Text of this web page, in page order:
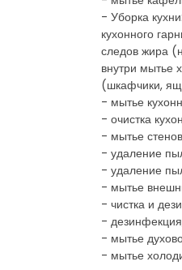
- Уборка
кухонного
следов жира
внутри мытье
(шкафчики,
- мытье
- очистка
- мытье
- удаление
- удаление
- мытье
- чистка и
-
- мытье
- мытье